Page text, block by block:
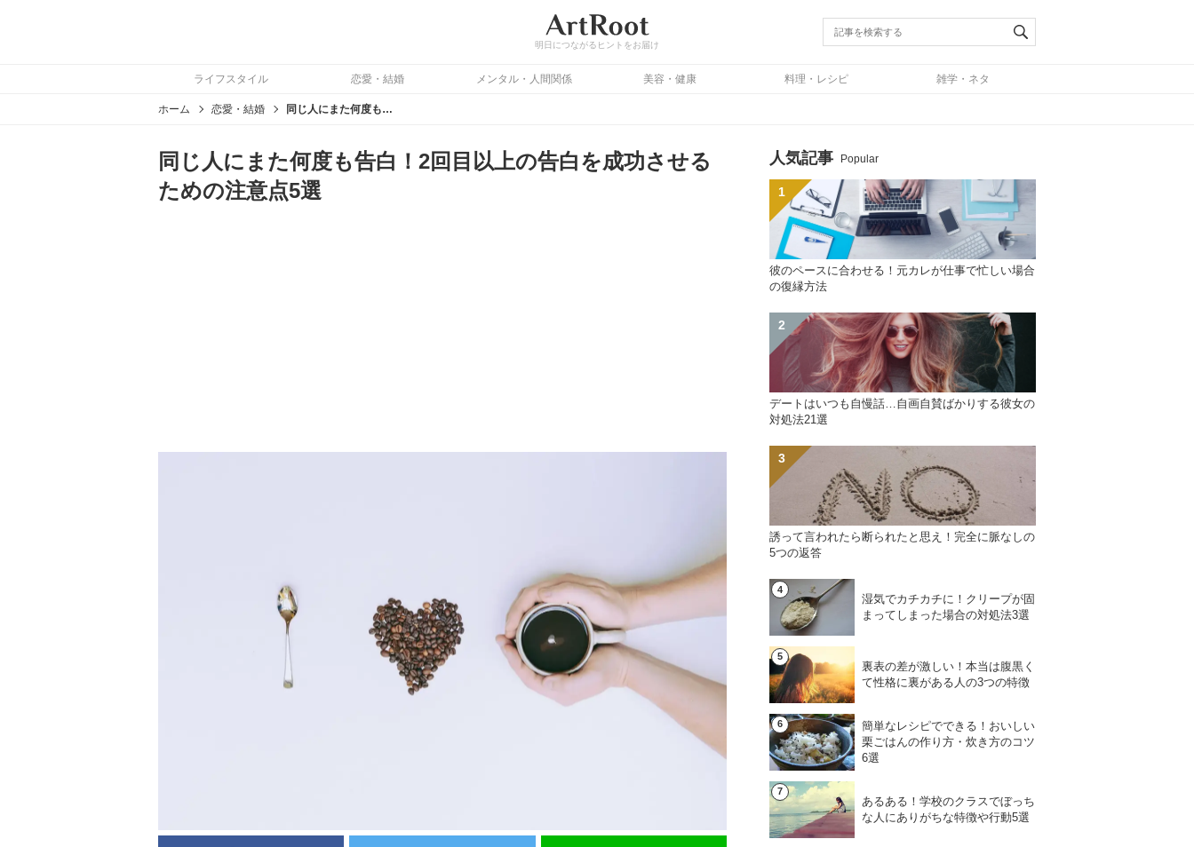
明日につながるヒントをお届け
ライフスタイル 恋愛・結婚 メンタル・人間関係 美容・健康 料理・レシピ 雑学・ネタ
ホーム 恋愛・結婚 同じ人にまた何度も告白！2回目以上の告白を成功させるための注意点5選
同じ人にまた何度も告白！2回目以上の告白を成功させる
ための注意点5選
人気記事 Popular
彼のペースに合わせる！元カレが仕事で忙しい場合
の復縁方法
デートはいつも自慢話…自画自賛ばかりする彼女の
対処法21選
誘って言われたら断られたと思え！完全に脈なしの
5つの返答
湿気でカチカチに！クリープが固
まってしまった場合の対処法3選
裏表の差が激しい！本当は腹黒く
て性格に裏がある人の3つの特徴
簡単なレシピでできる！おいしい
栗ごはんの作り方・炊き方のコツ
6選
あるある！学校のクラスでぼっち
な人にありがちな特徴や行動5選